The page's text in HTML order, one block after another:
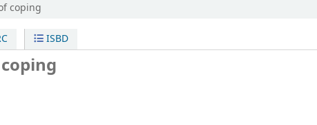
coping
ISBD